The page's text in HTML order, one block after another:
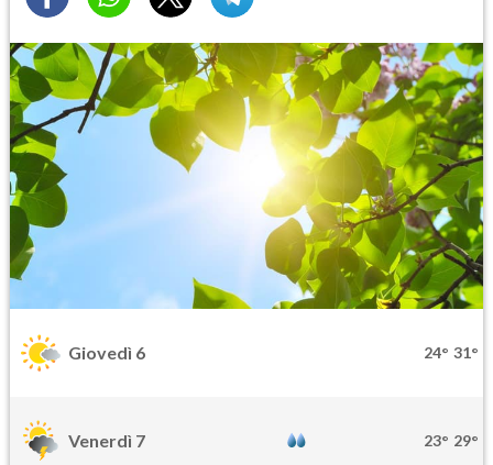
Giovedì 6 24° 31°
Venerdì 7 23° 29°